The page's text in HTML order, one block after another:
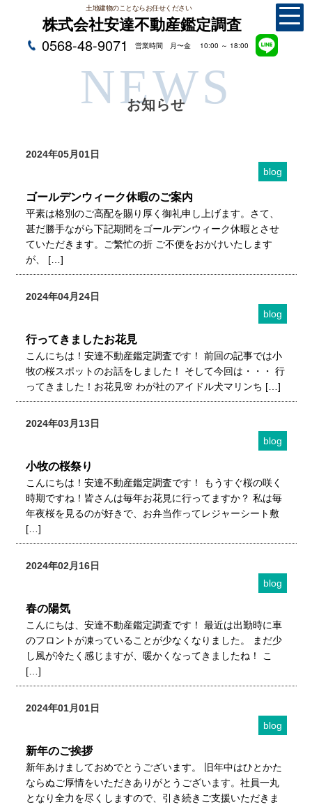
土地建物のことならお任せください
株式会社安達不動産鑑定調査
0568-48-9071 営業時間 月〜金 10:00 ～ 18:00
NEWS
お知らせ
2024年05月01日
blog
ゴールデンウィーク休暇のご案内
平素は格別のご高配を賜り厚く御礼申し上げます。さて、
甚だ勝手ながら下記期間をゴールデンウィーク休暇とさせ
ていただきます。ご繁忙の折 ご不便をおかけいたします
が、 […]
2024年04月24日
blog
行ってきましたお花見
こんにちは！安達不動産鑑定調査です！ 前回の記事では小
牧の桜スポットのお話をしました！ そして今回は・・・ 行
ってきました！お花見🌸 わが社のアイドル犬マリンち […]
2024年03月13日
blog
小牧の桜祭り
こんにちは！安達不動産鑑定調査です！ もうすぐ桜の咲く
時期ですね！皆さんは毎年お花見に行ってますか？ 私は毎
年夜桜を見るのが好きで、お弁当作ってレジャーシート敷
[…]
2024年02月16日
blog
春の陽気
こんにちは、安達不動産鑑定調査です！ 最近は出勤時に車
のフロントが凍っていることが少なくなりました。 まだ少
し風が冷たく感じますが、暖かくなってきましたね！ こ
[…]
2024年01月01日
blog
新年のご挨拶
新年あけましておめでとうございます。 旧年中はひとかた
ならぬご厚情をいただきありがとうございます。社員一丸
となり全力を尽くしますので、引き続きご支援いただきま